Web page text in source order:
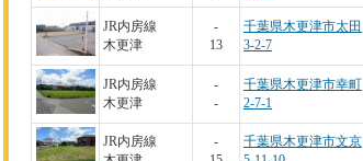
JR内房線
木更津
-
13
千葉県木更津市太田
3-2-7
JR内房線
木更津
-
-
千葉県木更津市幸町
2-7-1
JR内房線
-
千葉県木更津市文京